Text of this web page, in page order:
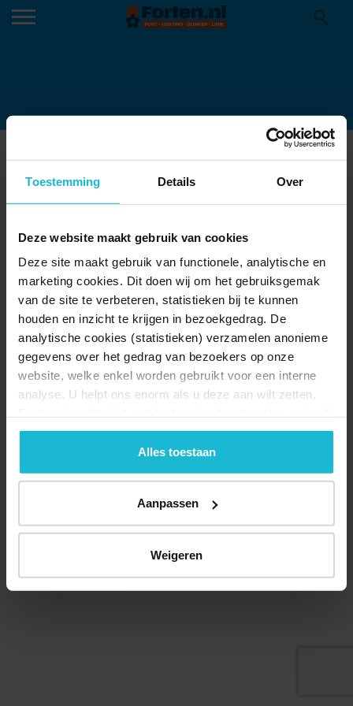
Toestemming Details Over
Deze website maakt gebruik van cookies
Deze site maakt gebruik van functionele, analytische en
marketing cookies. Dit doen wij om het gebruiksgemak
van de site te verbeteren, statistieken bij te kunnen
houden en inzicht te krijgen in bezoekgedrag. De
analytische cookies (statistieken) verzamelen anonieme
gegevens over het gedrag van bezoekers op onze
website, welke enkel worden gebruikt voor een interne
analyse. U helpt ons enorm als u deze aan wilt zetten.
geen commerciële doelstelling. U kunt deze cookies via
de knoppen accepteren, beheren of weigeren.
Alles toestaan
Aanpassen
Weigeren
IMG_9296-2-768×576
© 2026 Stichting Forten Nederland